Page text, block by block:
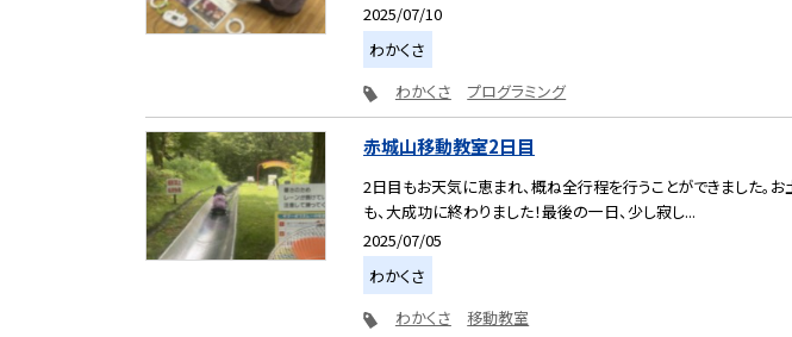
2025/07/10
わかくさ
わかくさ
プログラミング
赤城山移動教室2日目
2日目もお天気に恵まれ、概ね全行程を行うことができました。お
も、大成功に終わりました！最後の一日、少し寂し...
2025/07/05
わかくさ
わかくさ
移動教室